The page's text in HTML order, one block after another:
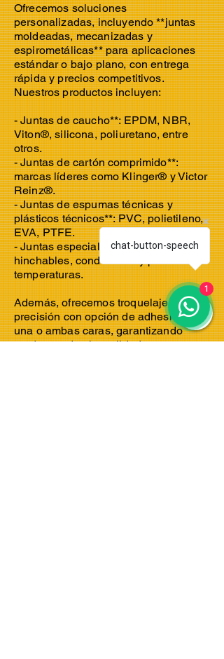
Ofrecemos soluciones
personalizadas, incluyendo **juntas
moldeadas, mecanizadas y
espirometálicas** para aplicaciones
estándar o bajo plano, con entrega
rápida y precios competitivos.
Nuestros productos incluyen:
- Juntas de caucho**: EPDM, NBR,
Viton®, silicona, poliuretano, entre
otros.
- Juntas de cartón comprimido**:
marcas líderes como Klinger® y Victor
Reinz®.
- Juntas de espumas técnicas y
plásticos técnicos**: PVC, polietileno,
EVA, PTFE.
- Juntas especiales**: refractarias,
hinchables, conductivas y para altas
temperaturas.
Además, ofrecemos troquelaje de
precisión con opción de adhesivo en
una o ambas caras, garantizando
productos de alta calidad para
chat-button-speech
1